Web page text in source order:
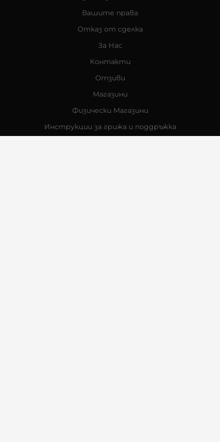
Вашите права
Отказ от сделка
За Нас
Контакти
Отзиви
Магазини
Физически Магазини
Инструкции за грижа и поддръжка